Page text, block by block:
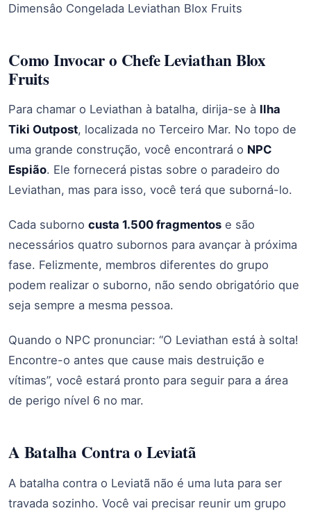
Dimensâo Congelada Leviathan Blox Fruits
Como Invocar o Chefe Leviathan Blox
Fruits
Para chamar o Leviathan à batalha, dirija-se à Ilha
Tiki Outpost, localizada no Terceiro Mar. No topo de
uma grande construção, você encontrará o NPC
Espião. Ele fornecerá pistas sobre o paradeiro do
Leviathan, mas para isso, você terá que suborná-lo.
Cada suborno custa 1.500 fragmentos e são
necessários quatro subornos para avançar à próxima
fase. Felizmente, membros diferentes do grupo
podem realizar o suborno, não sendo obrigatório que
seja sempre a mesma pessoa.
Quando o NPC pronunciar: “O Leviathan está à solta!
Encontre-o antes que cause mais destruição e
vítimas”, você estará pronto para seguir para a área
de perigo nível 6 no mar.
A Batalha Contra o Leviatã
A batalha contra o Leviatã não é uma luta para ser
travada sozinho. Você vai precisar reunir um grupo